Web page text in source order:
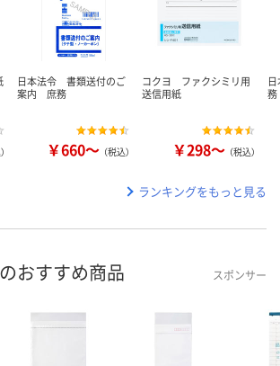
日本法令 書類送付のご
案内 庶務
￥660～ （税込）
コクヨ ファクシミリ用
送信用紙
￥298～ （税込）
ランキングをもっと見る
おすすめ商品 スポンサー